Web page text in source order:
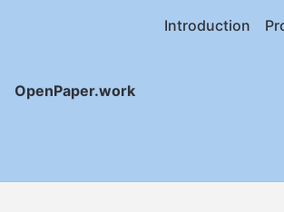
OpenPaper.work
Introduction